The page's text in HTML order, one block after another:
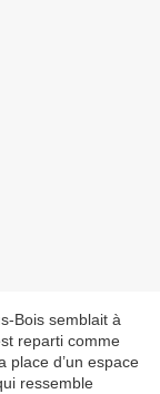
Bois semblait à
reparti comme
place d’un espace
ressemble